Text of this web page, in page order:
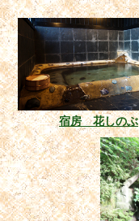
宿房 花しのぶ